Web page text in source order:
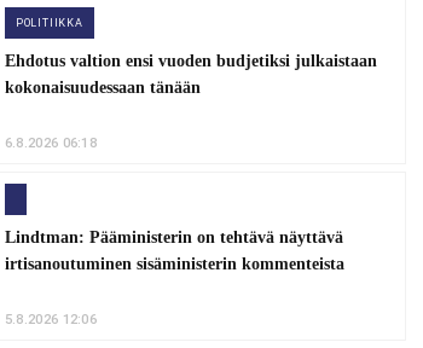
POLITIIKKA
Ehdotus valtion ensi vuoden budjetiksi julkaistaan
kokonaisuudessaan tänään
6.8.2026 06:18
Lindtman: Pääministerin on tehtävä näyttävä
irtisanoutuminen sisäministerin kommenteista
5.8.2026 12:06